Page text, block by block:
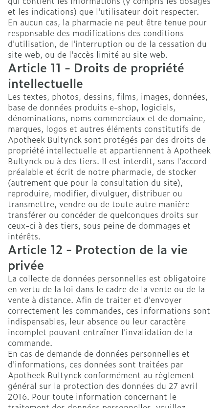
et les indications) que l'utilisateur doit respecter.
En aucun cas, la pharmacie ne peut être tenue pour
responsable des modifications des conditions
d'utilisation, de l'interruption ou de la cessation du
site web, ou de l'accès limité au site web.
Article 11 - Droits de propriété
intellectuelle
Les textes, photos, dessins, films, images, données,
base de données produits e-shop, logiciels,
dénominations, noms commerciaux et de domaine,
marques, logos et autres éléments constitutifs de
Apotheek Bultynck sont protégés par des droits de
propriété intellectuelle et appartiennent à Apotheek
Bultynck ou à des tiers. Il est interdit, sans l'accord
préalable et écrit de notre pharmacie, de stocker
(autrement que pour la consultation du site),
reproduire, modifier, divulguer, distribuer ou
transmettre, vendre ou de toute autre manière
transférer ou concéder de quelconques droits sur
ceux-ci à des tiers, sous peine de dommages et
intérêts.
Article 12 - Protection de la vie
privée
La collecte de données personnelles est obligatoire
en vertu de la loi dans le cadre de la vente ou de la
vente à distance. Afin de traiter et d'envoyer
correctement les commandes, ces informations sont
indispensables, leur absence ou leur caractère
incomplet pouvant entraîner l'invalidation de la
commande.
En cas de demande de données personnelles et
d'informations, ces données sont traitées par
Apotheek Bultynck conformément au règlement
général sur la protection des données du 27 avril
2016. Pour toute information concernant le